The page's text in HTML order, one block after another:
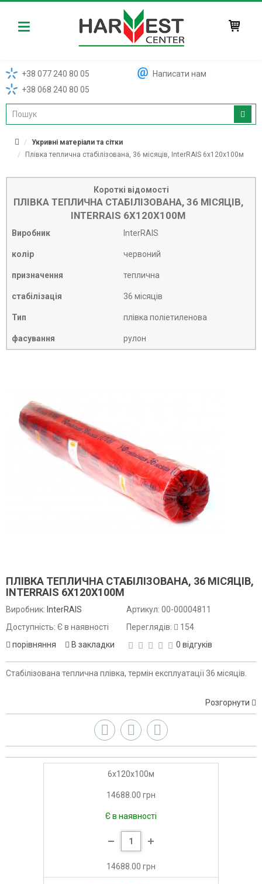
Harvest
+38 077 240 80 05
+38 068 240 80 05
Написати нам
Укривні матеріали та сітки
Плівка теплична стабілізована, 36 місяців, InterRAIS 6x120x100м
Короткі відомості
ПЛІВКА ТЕПЛИЧНА СТАБІЛІЗОВАНА, 36 МІСЯЦІВ,
INTERRAIS 6X120X100М
Виробник InterRAIS
колір червоний
призначення теплична
стабілізація 36 місяців
Тип плівка поліетиленова
фасування рулон
ПЛІВКА ТЕПЛИЧНА СТАБІЛІЗОВАНА, 36 МІСЯЦІВ,
INTERRAIS 6X120X100М
Виробник: InterRAIS
Доступність: Є в наявності
порівняння
В закладки
Артикул: 00-00004811
Переглядів:
154
0 відгуків
Стабілізована теплична плівка, термін експлуатації 36 місяців.
Розгорнути
6x120x100м
14688.00 грн
Є в наявності
14688.00 грн